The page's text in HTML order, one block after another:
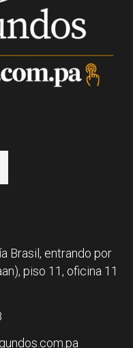
Brasil, entrando por
piso 11, oficina 11